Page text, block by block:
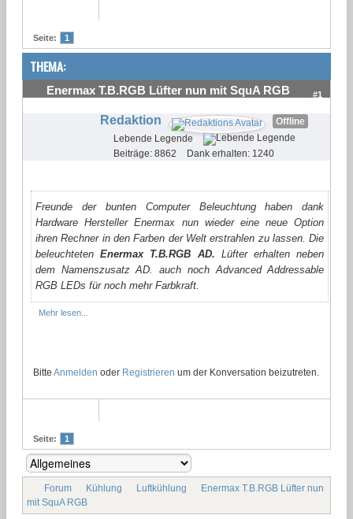
Seite: 1
THEMA:
Enermax T.B.RGB Lüfter nun mit SquA RGB #1
Redaktion
Offline
Lebende Legende
Beiträge: 8862
Dank erhalten: 1240
Freunde der bunten Computer Beleuchtung haben dank
Hardware Hersteller Enermax nun wieder eine neue Option
ihren Rechner in den Farben der Welt erstrahlen zu lassen. Die
beleuchtetenEnermax T.B.RGB AD. Lüfter erhalten neben
dem Namenszusatz AD. auch noch Advanced Addressable
RGB LEDs für noch mehr Farbkraft.
Mehr lesen...
Bitte Anmelden oder Registrieren um der Konversation beizutreten.
Seite: 1
Forum Kühlung Luftkühlung
Enermax T.B.RGB Lüfter nun
mit SquA RGB